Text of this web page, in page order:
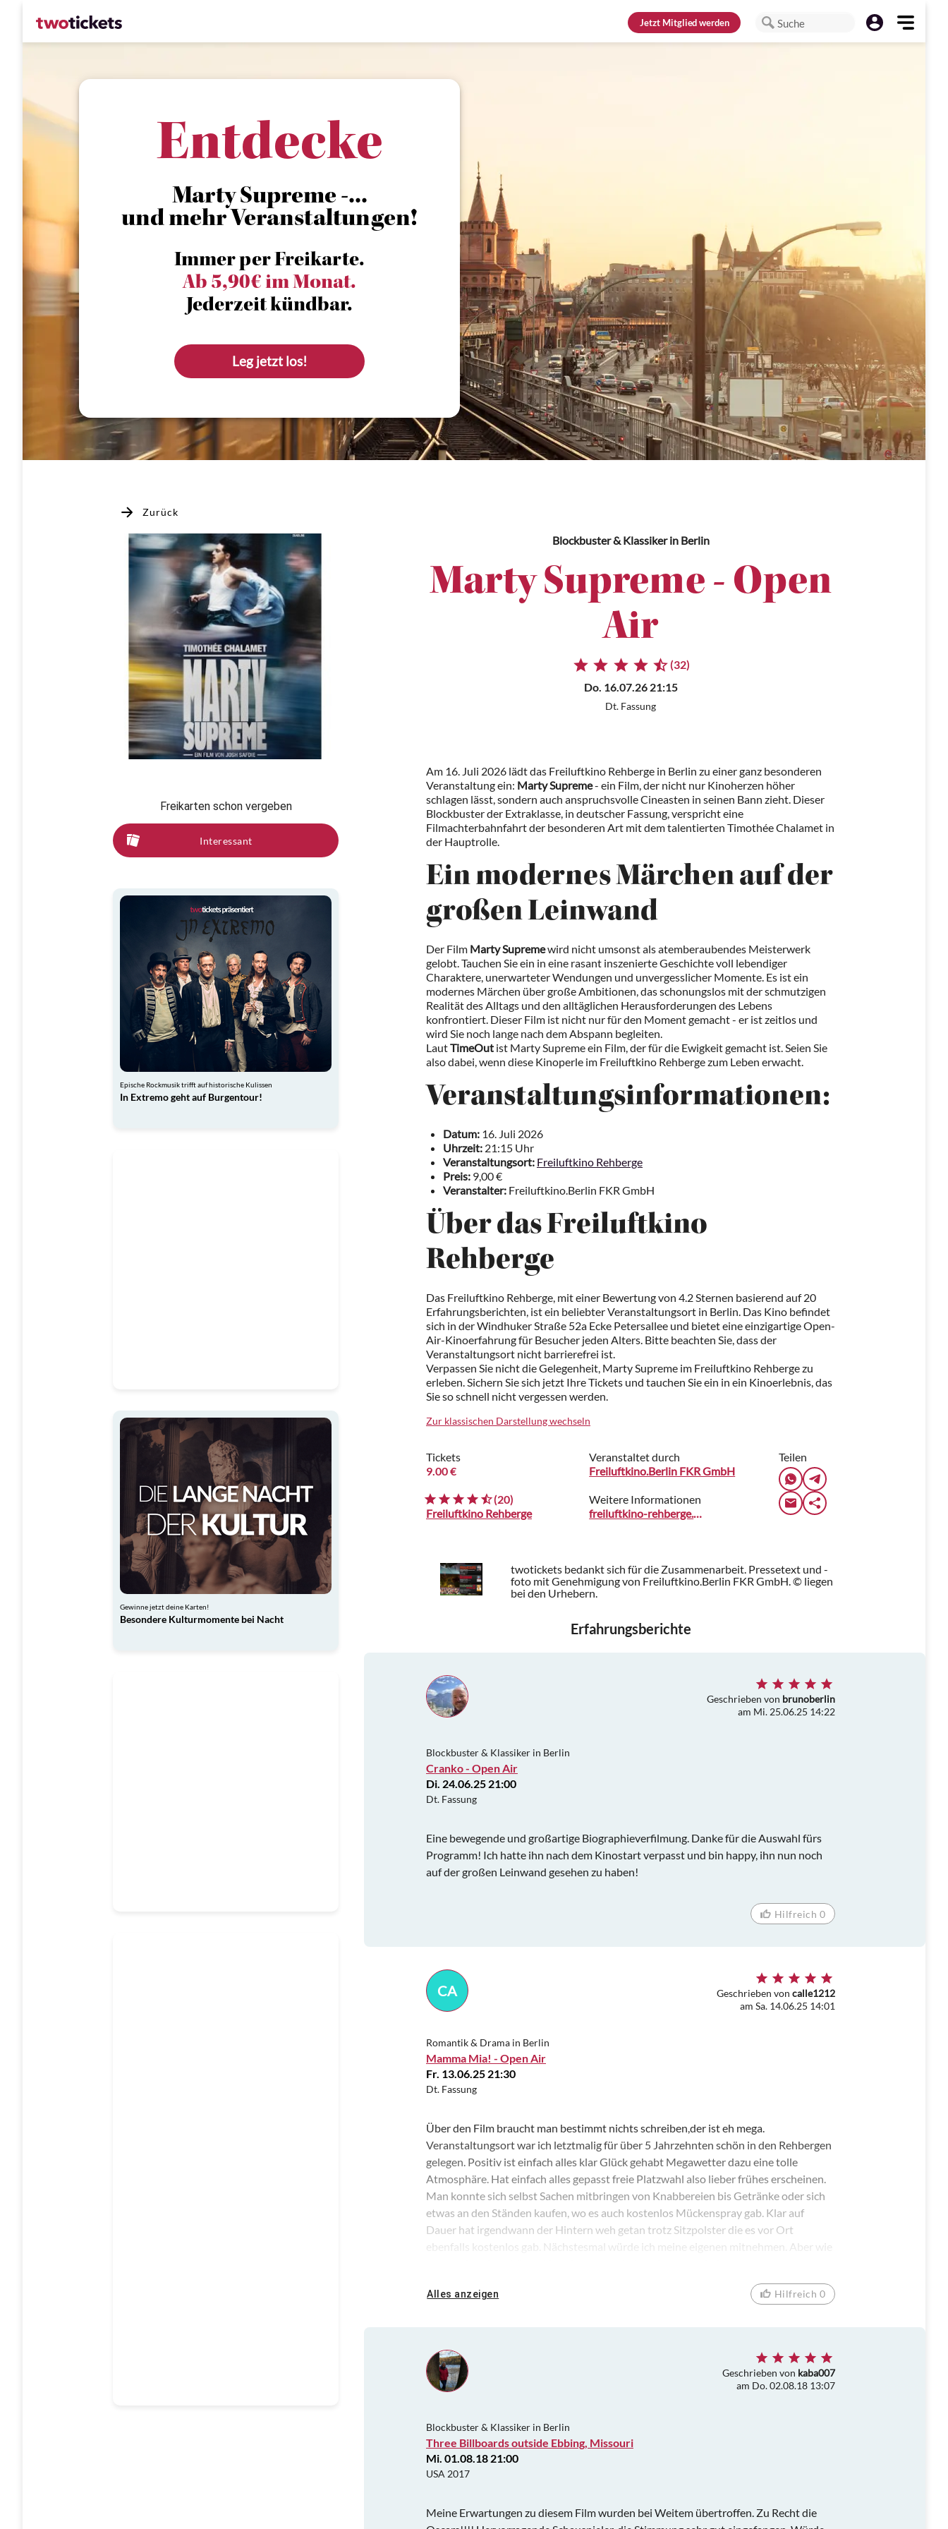
JetztMitglied werden Suche
Entdecke
Marty Supreme -...
und mehr Veranstaltungen!
Immer per Freikarte.
Ab 5,90€ im Monat.
Jederzeit kündbar.
Leg jetzt los!
Zurück
Freikarten schon vergeben
Interessant
Epische Rockmusik trifft auf historische Kulissen
In Extremo geht auf Burgentour!
Gewinne jetzt deine Karten!
Besondere Kulturmomente bei Nacht
Blockbuster & Klassikerin Berlin
Marty Supreme - Open
Air
(32)
Do. 16.07.26 21:15
Dt. Fassung
Am 16. Juli 2026 lädt das Freiluftkino Rehberge in Berlin zu einer ganz besonderen
Veranstaltung ein: Marty Supreme- ein Film, der nicht nur Kinoherzen höher
schlagen lässt, sondern auch anspruchsvolle Cineasten in seinen Bann zieht. Dieser
Blockbuster der Extraklasse, in deutscher Fassung, verspricht eine
Filmachterbahnfahrt der besonderen Art mit dem talentierten Timothée Chalamet in
der Hauptrolle.
Ein modernes Märchen auf der
großen Leinwand
Der Film Marty Supremewird nicht umsonst als atemberaubendes Meisterwerk
gelobt. Tauchen Sie ein in eine rasant inszenierte Geschichte voll lebendiger
Charaktere, unerwarteter Wendungen und unvergesslicher Momente. Es ist ein
modernes Märchen über große Ambitionen, das schonungslos mit der schmutzigen
Realität des Alltags und den alltäglichen Herausforderungen des Lebens
konfrontiert. Dieser Film ist nicht nur für den Moment gemacht - er ist zeitlos und
wird Sie noch lange nach dem Abspann begleiten.
LautTimeOut ist Marty Supreme ein Film, der für die Ewigkeit gemacht ist. Seien Sie
also dabei, wenn diese Kinoperle im Freiluftkino Rehberge zum Leben erwacht.
Veranstaltungsinformationen:
Datum: 16. Juli 2026
Uhrzeit: 21:15 Uhr
Veranstaltungsort: Freiluftkino Rehberge
Preis: 9,00 €
Veranstalter: Freiluftkino.Berlin FKR GmbH
Über das Freiluftkino
Rehberge
Das Freiluftkino Rehberge, mit einer Bewertung von 4.2 Sternen basierend auf 20
Erfahrungsberichten, ist ein beliebter Veranstaltungsort in Berlin. Das Kino befindet
sich in der Windhuker Straße 52a Ecke Petersallee und bietet eine einzigartige Open-
Air-Kinoerfahrung für Besucher jeden Alters. Bitte beachten Sie, dass der
Veranstaltungsort nicht barrierefrei ist.
Verpassen Sie nicht die Gelegenheit, Marty Supreme im Freiluftkino Rehberge zu
erleben. Sichern Sie sich jetzt Ihre Tickets und tauchen Sie ein in ein Kinoerlebnis, das
Sie so schnell nicht vergessen werden.
Zur klassischen Darstellung wechseln
Tickets
9.00 €
(20)
Freiluftkino Rehberge
Veranstaltet durch
Freiluftkino.Berlin FKR GmbH
Weitere Informationen
freiluftkino-rehberge.de
Teilen
twotickets bedankt sich für die Zusammenarbeit. Pressetext und -
foto mit Genehmigung von Freiluftkino.Berlin FKR GmbH. © liegen
bei den Urhebern.
Erfahrungsberichte
Geschrieben von brunoberlin
am Mi. 25.06.25 14:22
Blockbuster & Klassiker in Berlin
Cranko - Open Air
Di. 24.06.25 21:00
Dt. Fassung
Eine bewegende und großartige Biographieverfilmung. Danke für die Auswahl fürs
Programm! Ich hatte ihn nach dem Kinostart verpasst und bin happy, ihn nun noch
auf der großen Leinwand gesehen zu haben!
Hilfreich 0
CA Geschrieben von calle1212
am Sa. 14.06.25 14:01
Romantik & Drama in Berlin
Mamma Mia! - Open Air
Fr. 13.06.25 21:30
Dt. Fassung
Über den Film braucht man bestimmt nichts schreiben,der ist eh mega.
Veranstaltungsort war ich letztmalig für über 5 Jahrzehnten schön in den Rehbergen
gelegen. Positiv ist einfach alles klar Glück gehabt Megawetter dazu eine tolle
Atmosphäre. Hat einfach alles gepasst freie Platzwahl also lieber frühes erscheinen.
Man konnte sich selbst Sachen mitbringen von Knabbereien bis Getränke oder sich
etwas an den Ständen kaufen, wo es auch kostenlos Mückenspray gab. Klar auf
Dauer hat irgendwann der Hintern weh getan trotz Sitzpolster die es vor Ort
ebenfalls kostenlos gab. Nächstesmal würde ich meine eigenen mitnehmen. Aber wie
Alles anzeigen Hilfreich 0
Geschrieben von kaba007
am Do. 02.08.18 13:07
Blockbuster & Klassiker in Berlin
Three Billboards outside Ebbing, Missouri
Mi. 01.08.18 21:00
USA 2017
Meine Erwartungen zu diesem Film wurden bei Weitem übertroffen. Zu Recht die